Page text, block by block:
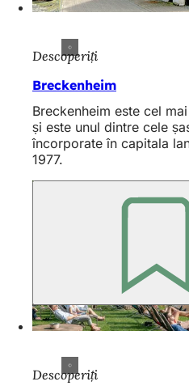
Descoperiți
Breckenheim
Breckenheim este cel
și este unul dintre cele
încorporate în capitala
1977.
Descoperiți